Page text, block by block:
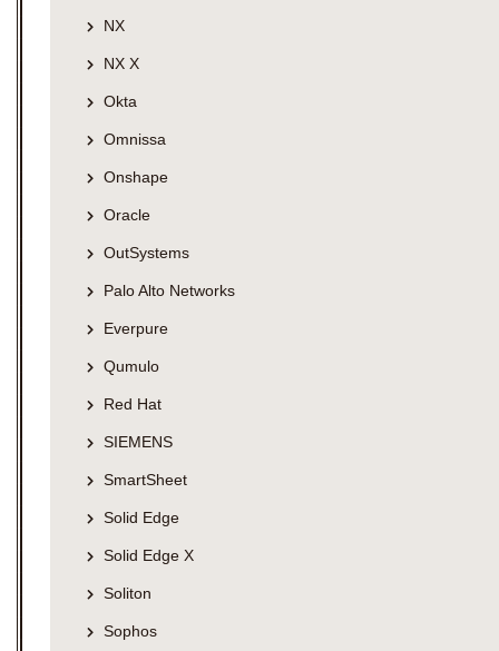
NX
NX X
Okta
Omnissa
Onshape
Oracle
OutSystems
Palo Alto Networks
Everpure
Qumulo
Red Hat
SIEMENS
SmartSheet
Solid Edge
Solid Edge X
Soliton
Sophos